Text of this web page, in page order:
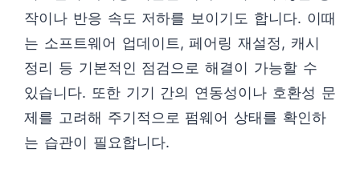
작이나 반응 속도 저하를 보이기도 합니다. 이때
는 소프트웨어 업데이트, 페어링 재설정, 캐시
정리 등 기본적인 점검으로 해결이 가능할 수
있습니다. 또한 기기 간의 연동성이나 호환성 문
제를 고려해 주기적으로 펌웨어 상태를 확인하
는 습관이 필요합니다.